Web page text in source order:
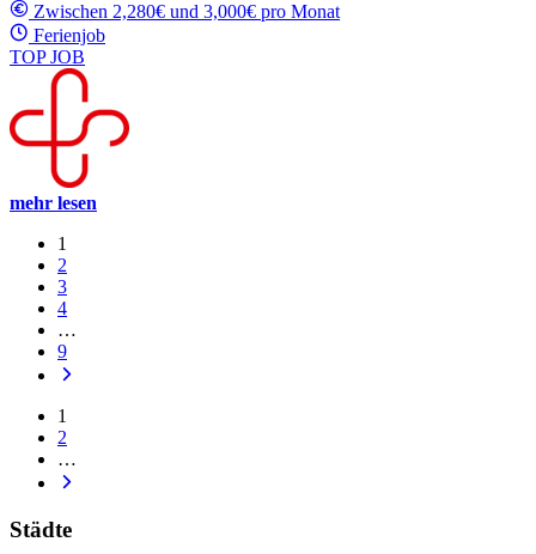
Zwischen 2,280€ und 3,000€ pro Monat
Ferienjob
TOP JOB
mehr lesen
1
2
3
4
…
9
1
2
…
Städte